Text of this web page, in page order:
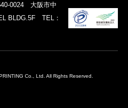
0024 大阪市中
BLDG.5F TEL：
Co., Ltd. All Rights Reserved.